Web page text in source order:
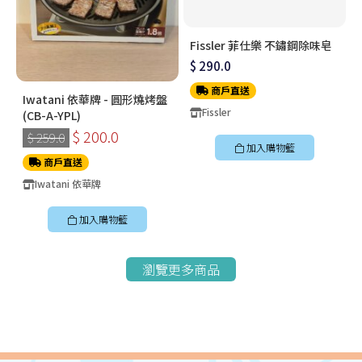
Iwatani 依華牌 - 圓形燒烤盤
(CB-A-YPL)
$ 259.0 $ 200.0
商戶直送
Iwatani 依華牌
加入購物籃
Fissler 菲仕樂 不鏽鋼除味皂
$ 290.0
商戶直送
Fissler
加入購物籃
瀏覽更多商品